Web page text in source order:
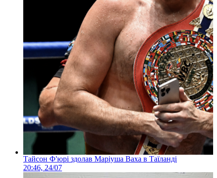
Тайсон Ф'юрі здолав Маріуша Ваха в Таїланді
20:46, 24/07